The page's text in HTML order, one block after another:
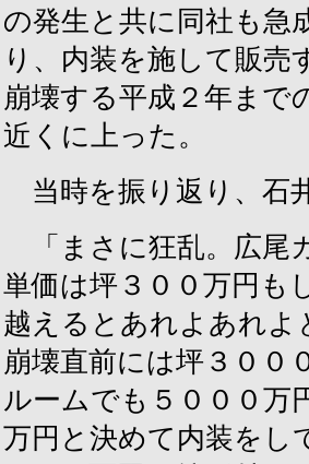
の発生と共に同社も急
り、内装を施して販売
崩壊する平成２年まで
近くに上った。
当時を振り返り、石
「まさに狂乱。広尾
単価は坪３００万円も
越えるとあれよあれよ
崩壊直前には坪３００
ルームでも５０００万
万円と決めて内装をし